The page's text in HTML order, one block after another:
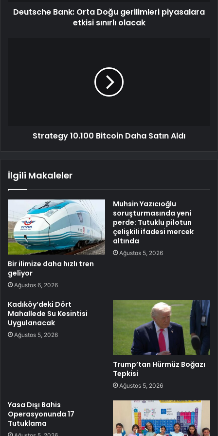
Deutsche Bank: Orta Doğu gerilimleri piyasalara
etkisi sınırlı olacak
Strategy 10.100 Bitcoin Daha Satın Aldı
İlgili Makaleler
Bir ilimize daha hızlı tren
geliyor
Ağustos 6, 2026
Muhsin Yazıcıoğlu
soruşturmasında yeni
perde: Tutuklu pilotun
çelişkili ifadesi mercek
altında
Ağustos 5, 2026
Kadıköy’deki Dört
Mahallede Su Kesintisi
Uygulanacak
Ağustos 5, 2026
Trump’tan Hürmüz Boğazı
Tepkisi
Ağustos 5, 2026
Yasa Dışı Bahis
Operasyonunda 17
Tutuklama